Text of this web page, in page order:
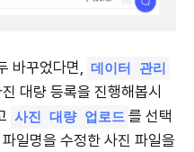
바꾸었다면, 데이터 관리
대량 등록을 진행해봅시
사진 대량 업로드 를 선택
일명을 수정한 사진 파일을